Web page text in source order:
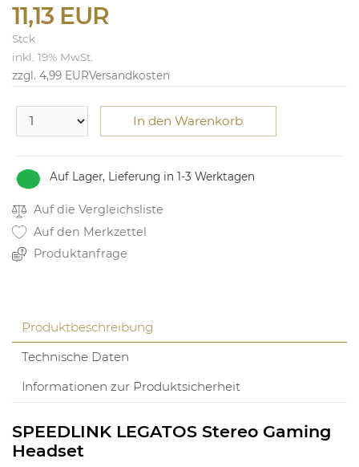
11,13 EUR
Stck
inkl. 19% MwSt.
zzgl. 4,99 EURVersandkosten
Auf Lager, Lieferung in 1-3 Werktagen
In den Warenkorb
Auf die Vergleichsliste
Auf den Merkzettel
Produktanfrage
Produktbeschreibung
Technische Daten
Informationen zur Produktsicherheit
SPEEDLINK LEGATOS Stereo Gaming
Headset